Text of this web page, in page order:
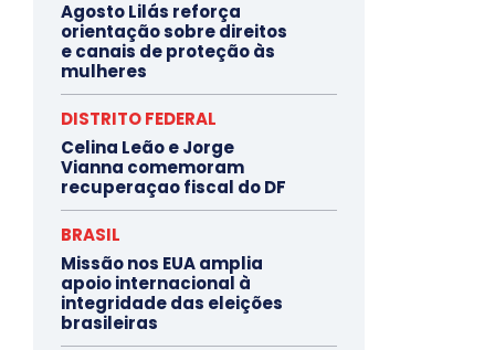
Agosto Lilás reforça
orientação sobre direitos
e canais de proteção às
mulheres
DISTRITO FEDERAL
Celina Leão e Jorge
Vianna comemoram
recuperaçao fiscal do DF
BRASIL
Missão nos EUA amplia
apoio internacional à
integridade das eleições
brasileiras